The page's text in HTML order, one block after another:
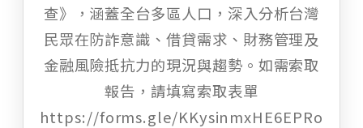
查》，涵蓋全台多區人口，深入分析台灣
民眾在防詐意識、借貸需求、財務管理及
金融風險抵抗力的現況與趨勢。如需索取
報告，請填寫索取表單
https://forms.gle/KKysinmxHE6EPRo